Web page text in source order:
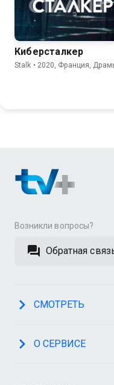
7.5 6.7
Киберсталкер
Stalk • 2020, Франция,
Возникли вопросы?
Обратная
СМОТРЕТЬ
О СЕРВИСЕ